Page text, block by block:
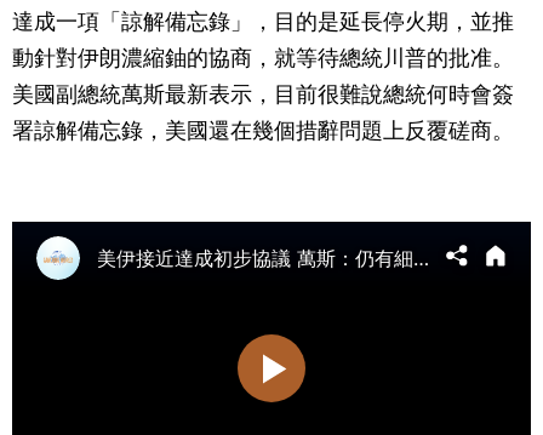
達成一項「諒解備忘錄」，目的是延長停火期，並推
動針對伊朗濃縮鈾的協商，就等待總統川普的批准。
美國副總統萬斯最新表示，目前很難說總統何時會簽
署諒解備忘錄，美國還在幾個措辭問題上反覆磋商。